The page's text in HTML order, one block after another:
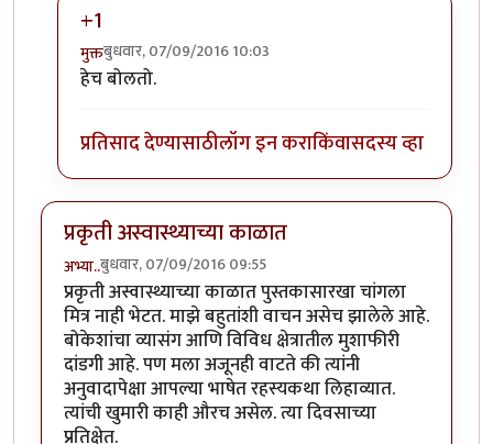
+1
मुक्तबुधवार, 07/09/2016 10:03
In reply to
हेच बोलतो.
प्रतिसाद देण्यासाठीलॉग इन कराकिंवासदस्य व्हा
प्रकृती अस्वास्थ्याच्या काळात
अभ्या..बुधवार, 07/09/2016 09:55
प्रकृती अस्वास्थ्याच्या काळात पुस्तकासारखा चांगला
मित्र नाही भेटत. माझे बहुतांशी वाचन असेच झालेले आहे.
बोकेशांचा व्यासंग आणि विविध क्षेत्रातील मुशाफीरी
दांडगी आहे. पण मला अजूनही वाटते की त्यांनी
अनुवादापेक्षा आपल्या भाषेत रहस्यकथा लिहाव्यात.
त्यांची खुमारी काही औरच असेल. त्या दिवसाच्या
प्रतिक्षेत.